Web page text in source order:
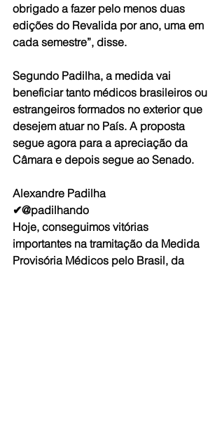
obrigado a fazer pelo menos duas
edições do Revalida por ano, uma em
cada semestre”, disse.
Segundo Padilha, a medida vai
beneficiar tanto médicos brasileiros ou
estrangeiros formados no exterior que
desejem atuar no País. A proposta
segue agora para a apreciação da
Câmara e depois segue ao Senado.
Alexandre Padilha
✔@padilhando
Hoje, conseguimos vitórias
importantes na tramitação da Medida
Provisória Médicos pelo Brasil, da